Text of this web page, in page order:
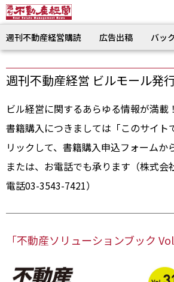
週刊不動産経営購読 広告出稿 バッ
週刊不動産経営 ビルモール発
ビル経営に関するあらゆる情報が満載！
書籍購入につきましては「このサイト
リックして、書籍購入申込フォームか
または、お電話でも承ります（株式
電話03-3543-7421）
「不動産ソリューションブック